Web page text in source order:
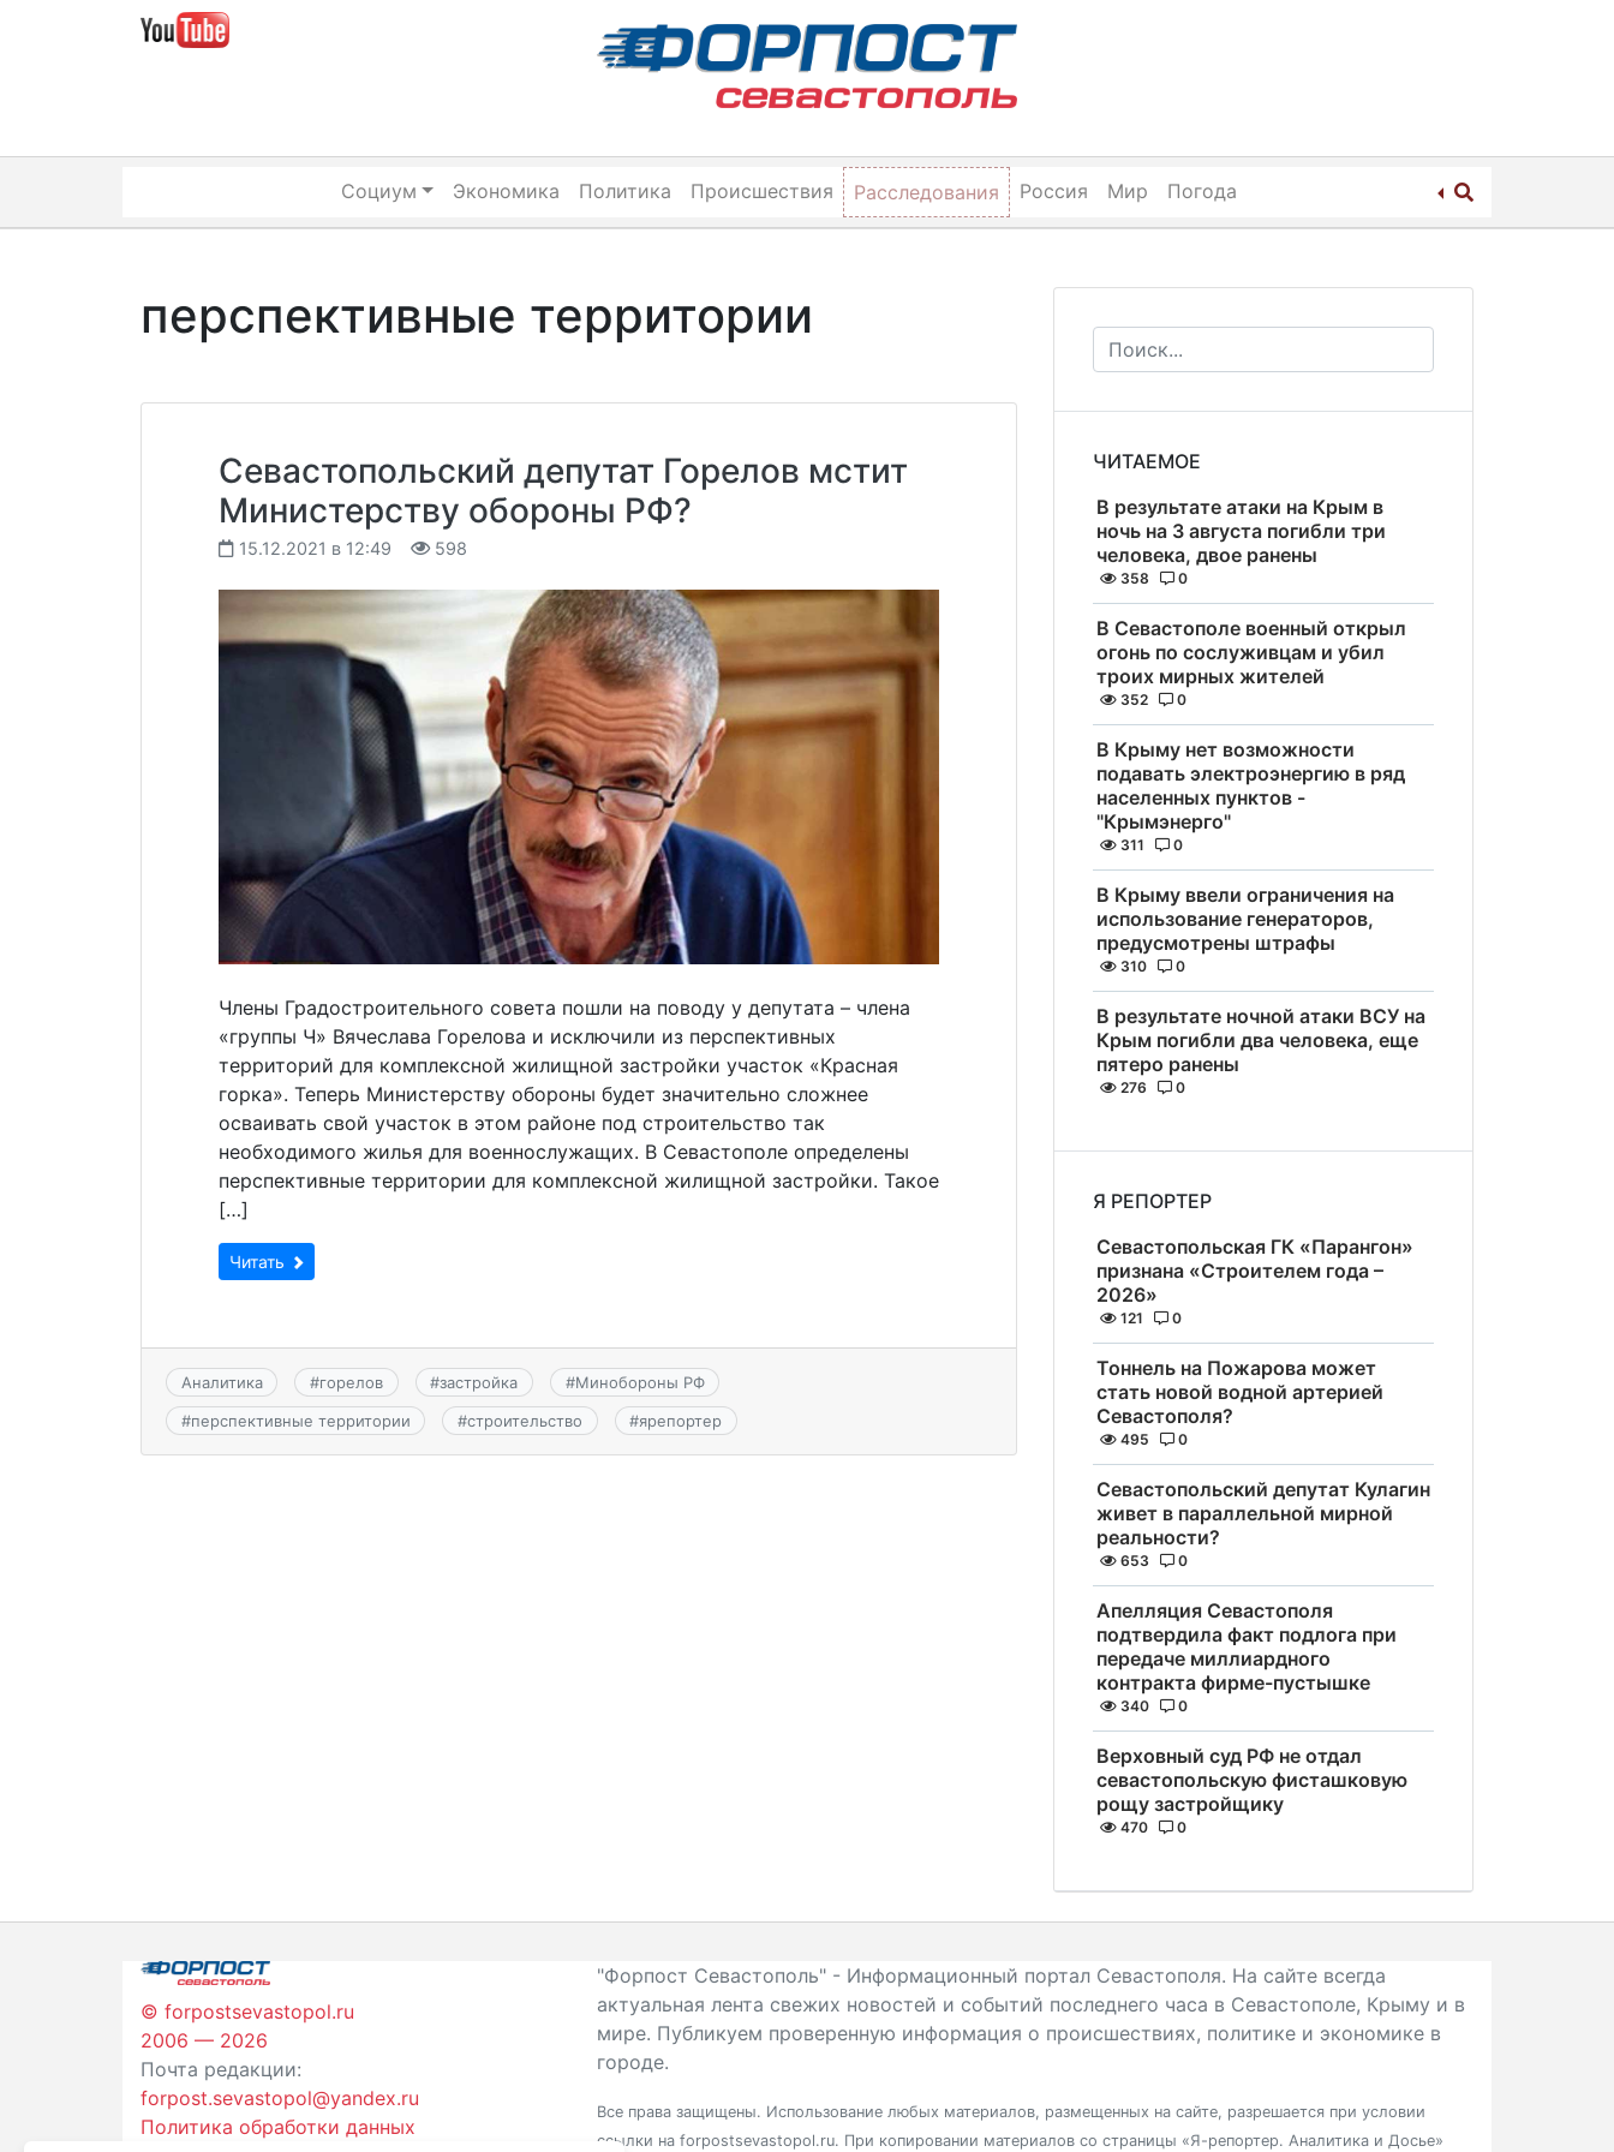
Социум Экономика Политика Происшествия Расследования Россия Мир Погода
перспективные территории
Севастопольский депутат Горелов мстит
Министерству обороны РФ?
15.12.2021 в 12:49 598
Члены Градостроительного совета пошли на поводу у депутата – члена
«группы Ч» Вячеслава Горелова и исключили из перспективных
территорий для комплексной жилищной застройки участок «Красная
горка». Теперь Министерству обороны будет значительно сложнее
осваивать свой участок в этом районе под строительство так
необходимого жилья для военнослужащих. В Севастополе определены
перспективные территории для комплексной жилищной застройки. Такое
[…]
Читать
Аналитика #горелов #застройка #Минобороны РФ
#перспективные территории #строительство #ярепортер
ЧИТАЕМОЕ
В результате атаки на Крым в
ночь на 3 августа погибли три
человека, двое ранены
358 0
В Севастополе военный открыл
огонь по сослуживцам и убил
троих мирных жителей
352 0
В Крыму нет возможности
подавать электроэнергию в ряд
населенных пунктов -
"Крымэнерго"
311 0
В Крыму ввели ограничения на
использование генераторов,
предусмотрены штрафы
310 0
В результате ночной атаки ВСУ на
Крым погибли два человека, еще
пятеро ранены
276 0
Я РЕПОРТЕР
Севастопольская ГК «Парангон»
признана «Строителем года –
2026»
121 0
Тоннель на Пожарова может
стать новой водной артерией
Севастополя?
495 0
Севастопольский депутат Кулагин
живет в параллельной мирной
реальности?
653 0
Апелляция Севастополя
подтвердила факт подлога при
передаче миллиардного
контракта фирме-пустышке
340 0
Верховный суд РФ не отдал
севастопольскую фисташковую
рощу застройщику
470 0
© forpostsevastopol.ru
2006 — 2026
Почта редакции:
forpost.sevastopol@yandex.ru
Политика обработки данных
"Форпост Севастополь" - Информационный портал Севастополя. На сайте всегда
актуальная лента свежих новостей и событий последнего часа в Севастополе, Крыму и в
мире. Публикуем проверенную информация о происшествиях, политике и экономике в
городе.
Все права защищены. Использование любых материалов, размещенных на сайте, разрешается при условии
ссылки на forpostsevastopol.ru. При копировании материалов со страницы «Я-репортер. Аналитика и Досье»